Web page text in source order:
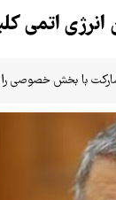
اتمی
خصوصی را از سال ۱۴۰۲